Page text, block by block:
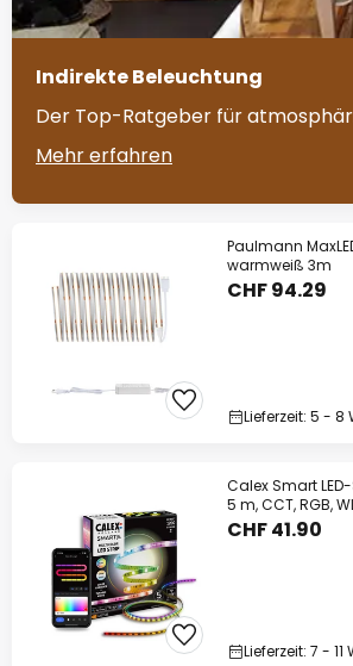
Indirekte Beleuchtung
Der Top-Ratgeber für
Mehr erfahren
Paulmann
warmweiß 3m
CHF 94.29
Lieferzeit: 5 - 8
Calex Smart
5 m, CCT, RGB,
CHF 41.90
Lieferzeit: 7 -